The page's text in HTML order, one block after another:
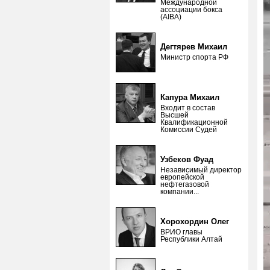
Международной
ассоциации бокса
(AIBA)
Дегтярев Михаил
Министр спорта РФ
Капура Михаил
Входит в состав
Высшей
Квалификационной
Комиссии Судей
Узбеков Фуад
Независимый директор
европейской
нефтегазовой
компании...
Хорохордин Олег
ВРИО главы
Республики Алтай